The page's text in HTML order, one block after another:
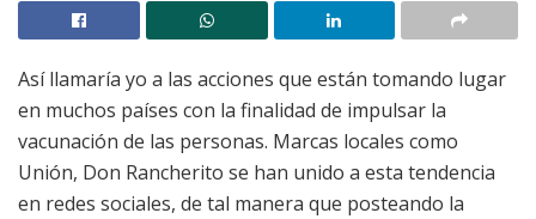
Así llamaría yo a las acciones que están tomando lugar
en muchos países con la finalidad de impulsar la
vacunación de las personas. Marcas locales como
Unión, Don Rancherito se han unido a esta tendencia
en redes sociales, de tal manera que posteando la